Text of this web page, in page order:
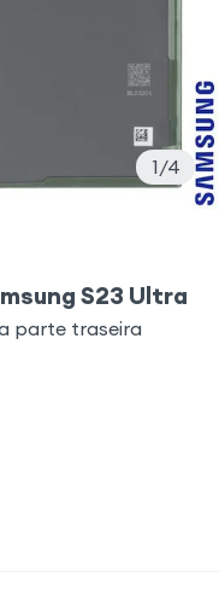
1 4
S23 Ultra
parte traseira